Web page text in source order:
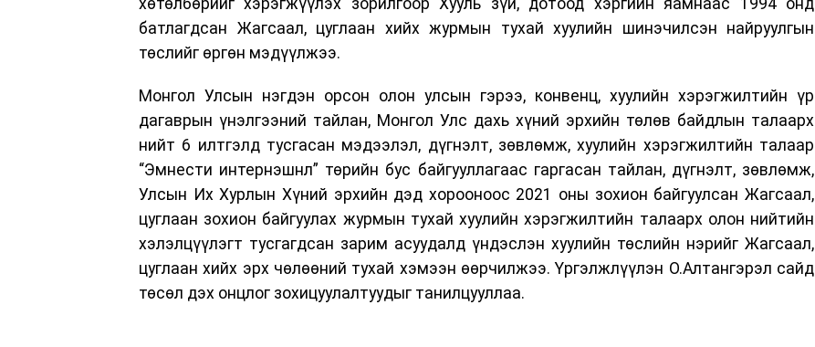
батлагдсан Жагсаал, цуглаан хийх журмын тухай хуулийн шинэчилсэн найруулгын
төслийг өргөн мэдүүлжээ.
Монгол Улсын нэгдэн орсон олон улсын гэрээ, конвенц, хуулийн хэрэгжилтийн үр
дагаврын үнэлгээний тайлан, Монгол Улс дахь хүний эрхийн төлөв байдлын талаарх
нийт 6 илтгэлд тусгасан мэдээлэл, дүгнэлт, зөвлөмж, хуулийн хэрэгжилтийн талаар
“Эмнести интернэшнл” төрийн бус байгууллагаас гаргасан тайлан, дүгнэлт, зөвлөмж,
Улсын Их Хурлын Хүний эрхийн дэд хорооноос 2021 оны зохион байгуулсан Жагсаал,
цуглаан зохион байгуулах журмын тухай хуулийн хэрэгжилтийн талаарх олон нийтийн
хэлэлцүүлэгт тусгагдсан зарим асуудалд үндэслэн хуулийн төслийн нэрийг Жагсаал,
цуглаан хийх эрх чөлөөний тухай хэмээн өөрчилжээ. Үргэлжлүүлэн О.Алтангэрэл сайд
төсөл дэх онцлог зохицуулалтуудыг танилцууллаа.